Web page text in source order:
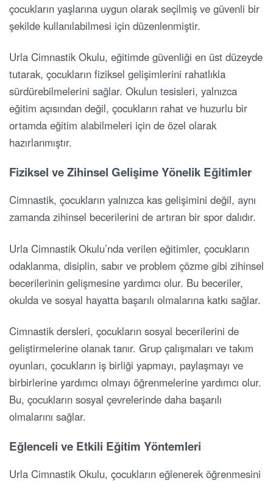
çocukların yaşlarına uygun olarak seçilmiş ve güvenli bir
şekilde kullanılabilmesi için düzenlenmiştir.
Urla Cimnastik Okulu, eğitimde güvenliği en üst düzeyde
tutarak, çocukların fiziksel gelişimlerini rahatlıkla
sürdürebilmelerini sağlar. Okulun tesisleri, yalnızca
eğitim açısından değil, çocukların rahat ve huzurlu bir
ortamda eğitim alabilmeleri için de özel olarak
hazırlanmıştır.
Fiziksel ve Zihinsel Gelişime Yönelik Eğitimler
Cimnastik, çocukların yalnızca kas gelişimini değil, aynı
zamanda zihinsel becerilerini de artıran bir spor dalıdır.
Urla Cimnastik Okulu’nda verilen eğitimler, çocukların
odaklanma, disiplin, sabır ve problem çözme gibi zihinsel
becerilerinin gelişmesine yardımcı olur. Bu beceriler,
okulda ve sosyal hayatta başarılı olmalarına katkı sağlar.
Cimnastik dersleri, çocukların sosyal becerilerini de
geliştirmelerine olanak tanır. Grup çalışmaları ve takım
oyunları, çocukların iş birliği yapmayı, paylaşmayı ve
birbirlerine yardımcı olmayı öğrenmelerine yardımcı olur.
Bu, çocukların sosyal çevrelerinde daha başarılı
olmalarını sağlar.
Eğlenceli ve Etkili Eğitim Yöntemleri
Urla Cimnastik Okulu, çocukların eğlenerek öğrenmesini